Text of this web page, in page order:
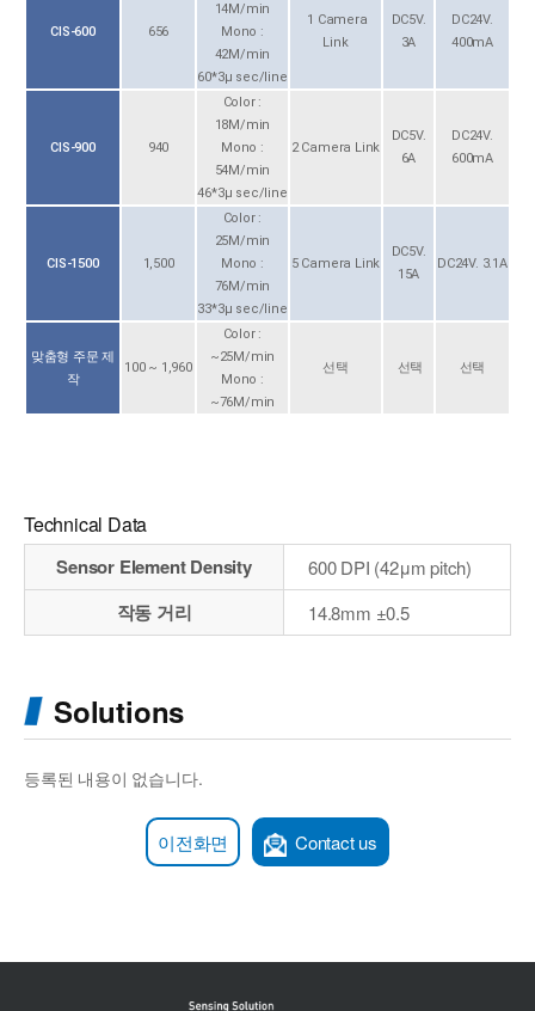
CIS-600 656
14M/min
Mono :
42M/min
60*3μ sec/line
1 Camera
Link
DC5V.
3A
DC24V.
400mA
CIS-900 940
Color :
18M/min
Mono :
54M/min
46*3μ sec/line
2 Camera Link
DC5V.
6A
DC24V.
600mA
CIS-1500 1,500
Color :
25M/min
Mono :
76M/min
33*3μ sec/line
5 Camera Link
DC5V.
15A
DC24V. 3.1A
맞춤형 주문 제
작
100 ~ 1,960
Color :
~25M/min
Mono :
~76M/min
선택 선택 선택
Technical Data
Sensor Element Density 600 DPI (42μm pitch)
작동 거리 14.8mm ±0.5
Solutions
등록된 내용이 없습니다.
이전화면 Contact us